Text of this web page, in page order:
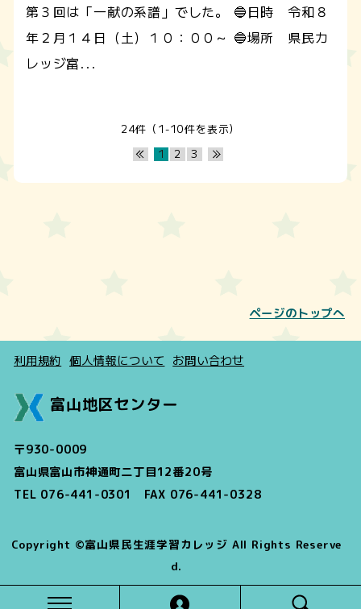
第３回は「一献の系譜」でした。 🔵日時 令和８
年２月１４日（土）１０：００～ 🔵場所 県民カ
レッジ富...
24件（1-10件を表示）
1
2 3
ページのトップへ
利用規約 個人情報について お問い合わせ
富山地区センター
〒930-0009
富山県富山市神通町二丁目12番20号
TEL 076-441-0301 FAX 076-441-0328
Copyright ©富山県民生涯学習カレッジ All Rights Reserve
d.